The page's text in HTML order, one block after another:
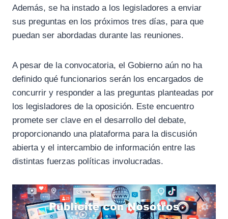
Además, se ha instado a los legisladores a enviar
sus preguntas en los próximos tres días, para que
puedan ser abordadas durante las reuniones.
A pesar de la convocatoria, el Gobierno aún no ha
definido qué funcionarios serán los encargados de
concurrir y responder a las preguntas planteadas por
los legisladores de la oposición. Este encuentro
promete ser clave en el desarrollo del debate,
proporcionando una plataforma para la discusión
abierta y el intercambio de información entre las
distintas fuerzas políticas involucradas.